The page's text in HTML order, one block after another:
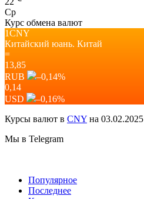
Ср
Курс обмена валют
1CNY
Китайский юань. Китай
=
13,85
RUB
–0,14%
0,14
USD
–0,16%
Курсы валют в CNY на 03.02.2025
Мы в Telegram
Популярное
Последнее